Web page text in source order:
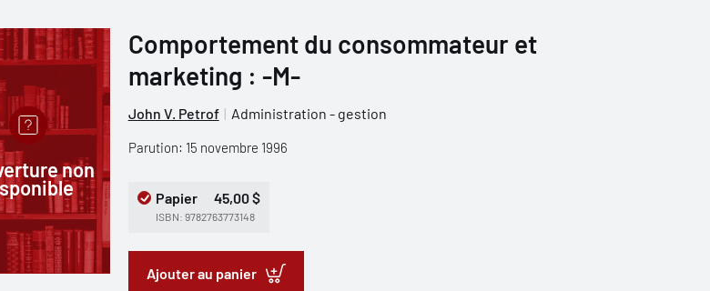
non
Comportement du consommateur et
marketing : -M-
John V. Petrof Administration - gestion
Parution: 15 novembre 1996
Papier 45,00 $
ISBN: 9782763773148
Ajouter au panier